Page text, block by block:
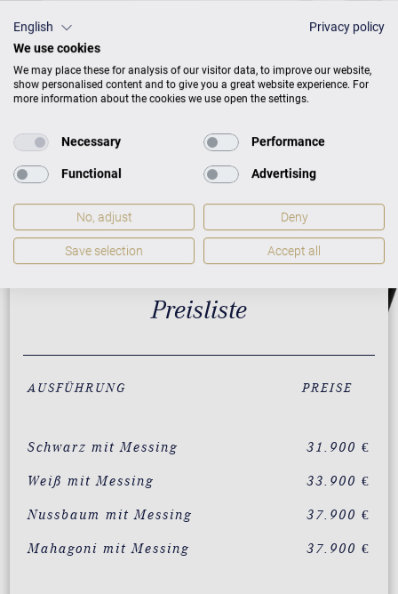
Preisliste
AUSFÜHRUNG PREISE
Schwarz mit Messing 31.900 €
Weiß mit Messing 33.900 €
Nussbaum mit Messing 37.900 €
Mahagoni mit Messing 37.900 €
English
Privacy policy
We use cookies
We may place these for analysis of our visitor data, to improve our website,
show personalised content and to give you a great website experience. For
more information about the cookies we use open the settings.
Necessary Performance
Functional Advertising
No, adjust Deny
Save selection Accept all